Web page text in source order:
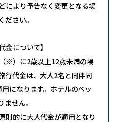
により予告なく変更となる場
ださい。
金について】
※）に2歳以上12歳未満の場
行代金は、大人2名と同伴同
になります。ホテルのベッ
ません。
則的に大人代金が適用となり